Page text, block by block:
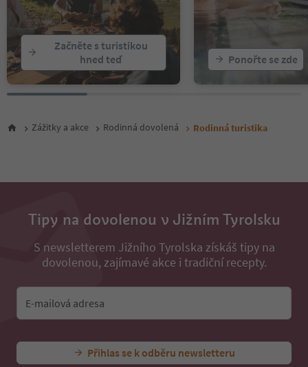
28
29
30
31
32
33
36
Začněte s turistikou
hned teď
Ponořte se zde
Zážitky a akce Rodinná dovolená Rodinná turistika
Tipy na dovolenou v Jižním Tyrolsku
S newsletterem Jižního Tyrolska získáš tipy na
dovolenou, zajímavé akce i tradiční recepty.
E-mailová adresa
Přihlas se k odběru newsletteru